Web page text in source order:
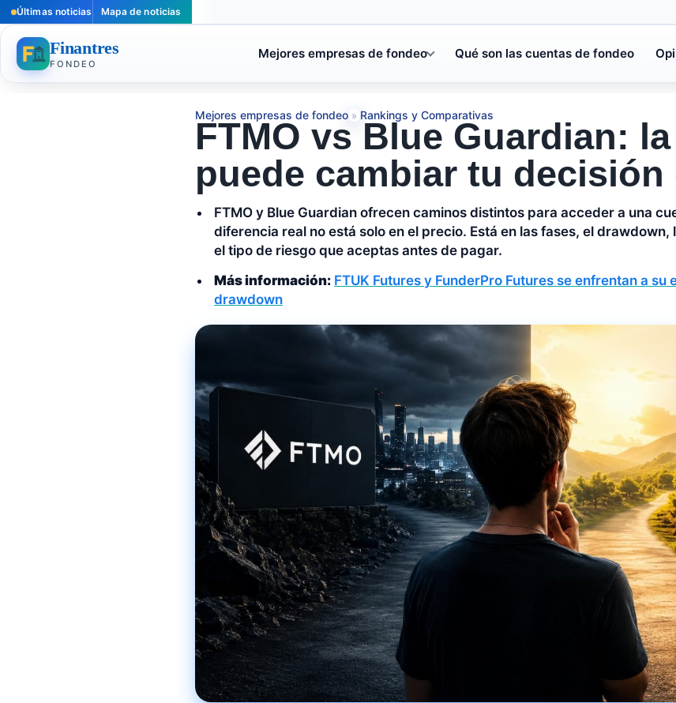
Últimas noticias Mapa de noticias
Finantres
FONDEO
Mejores empresas de fondeo Qué son las cuentas de fondeo
Mejores empresas de fondeo » Rankings y Comparativas
FTMO vs Blue Guardian:
puede cambiar tu decisión
FTMO y Blue Guardian ofrecen caminos distintos para acceder a una
diferencia real no está solo en el precio. Está en las fases, el
el tipo de riesgo que aceptas antes de pagar.
Más información: FTUK Futures y FunderPro Futures se enfrentan a su
drawdown